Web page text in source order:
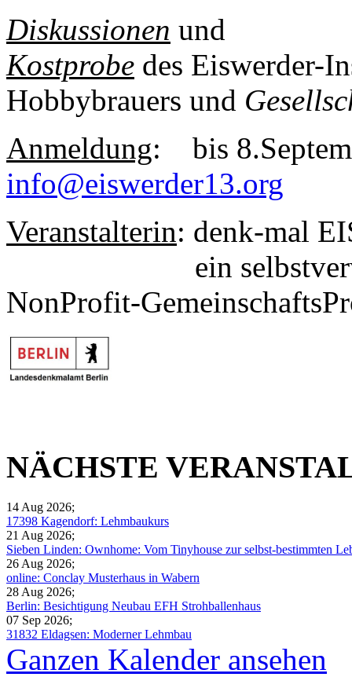
Diskussionen und
Kostprobe des Eiswerder-
Hobbybrauers und
Anmeldung: bis
info@eiswerder13.org
Veranstalterin: denk-mal
ein
NonProfit-
NÄCHSTE
14 Aug 2026;
17398 Kagendorf: Lehmbaukurs
21 Aug 2026;
Sieben Linden: Ownhome: Vom Tinyhouse zur selbst-bestimmten
26 Aug 2026;
online: Conclay Musterhaus in Wabern
28 Aug 2026;
Berlin: Besichtigung Neubau EFH Strohballenhaus
07 Sep 2026;
31832 Eldagsen: Moderner Lehmbau
Ganzen Kalender ansehen